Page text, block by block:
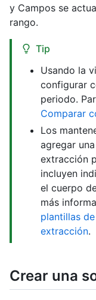
y Campos se
rango.
Tip
Usando la
configurar
periodo.
Comparar
Los
agregar
extracción
incluyen
el cuerpo
más
plantillas
extracción.
Crear una